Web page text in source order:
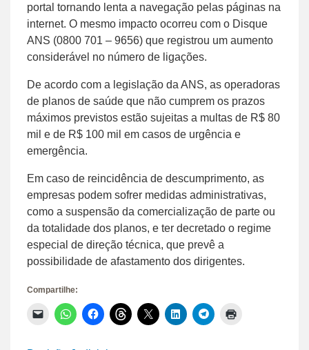
portal tornando lenta a navegação pelas páginas na
internet. O mesmo impacto ocorreu com o Disque
ANS (0800 701 – 9656) que registrou um aumento
considerável no número de ligações.
De acordo com a legislação da ANS, as operadoras
de planos de saúde que não cumprem os prazos
máximos previstos estão sujeitas a multas de R$ 80
mil e de R$ 100 mil em casos de urgência e
emergência.
Em caso de reincidência de descumprimento, as
empresas podem sofrer medidas administrativas,
como a suspensão da comercialização de parte ou
da totalidade dos planos, e ter decretado o regime
especial de direção técnica, que prevê a
possibilidade de afastamento dos dirigentes.
Compartilhe:
Clique
para
Clique
para
Clique
para
Clique
para
Clique
para
Clique
para
Clique
para